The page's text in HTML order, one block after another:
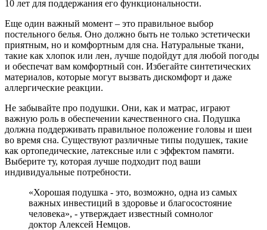
10 лет для поддержания его функциональности.
Еще один важный момент – это правильное выбор
постельного белья. Оно должно быть не только эстетически
приятным, но и комфортным для сна. Натуральные ткани,
такие как хлопок или лен, лучше подойдут для любой погоды
и обеспечат вам комфортный сон. Избегайте синтетических
материалов, которые могут вызвать дискомфорт и даже
аллергические реакции.
Не забывайте про подушки. Они, как и матрас, играют
важную роль в обеспечении качественного сна. Подушка
должна поддерживать правильное положение головы и шеи
во время сна. Существуют различные типы подушек, такие
как ортопедические, латексные или с эффектом памяти.
Выберите ту, которая лучше подходит под ваши
индивидуальные потребности.
«Хорошая подушка - это, возможно, одна из самых
важных инвестиций в здоровье и благосостояние
человека», - утверждает известный сомнолог
доктор Алексей Немцов.